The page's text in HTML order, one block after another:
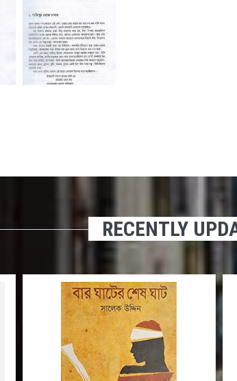
RECENTLY